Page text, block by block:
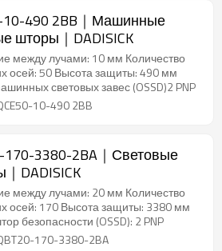
10-490 2BB｜Машинные
шторы｜DADISICK
между лучами: 10 мм Количество
осей: 50 Высота защиты: 490 мм
световых завес (OSSD)2 PNP
10-490 2BB
170-3380-2BA｜Световые
DADISICK
между лучами: 20 мм Количество
осей: 170 Высота защиты: 3380 мм
безопасности (OSSD): 2 PNP
170-3380-2BA